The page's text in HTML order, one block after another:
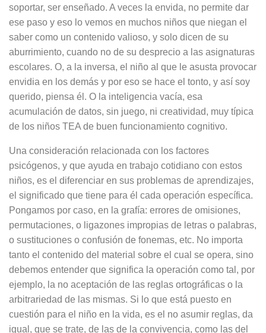
soportar, ser enseñado. A veces la envida, no permite dar
ese paso y eso lo vemos en muchos niños que niegan el
saber como un contenido valioso, y solo dicen de su
aburrimiento, cuando no de su desprecio a las asignaturas
escolares. O, a la inversa, el niño al que le asusta provocar
envidia en los demás y por eso se hace el tonto, y así soy
querido, piensa él. O la inteligencia vacía, esa
acumulación de datos, sin juego, ni creatividad, muy típica
de los niños TEA de buen funcionamiento cognitivo.
Una consideración relacionada con los factores
psicógenos, y que ayuda en trabajo cotidiano con estos
niños, es el diferenciar en sus problemas de aprendizajes,
el significado que tiene para él cada operación específica.
Pongamos por caso, en la grafía: errores de omisiones,
permutaciones, o ligazones impropias de letras o palabras,
o sustituciones o confusión de fonemas, etc. No importa
tanto el contenido del material sobre el cual se opera, sino
debemos entender que significa la operación como tal, por
ejemplo, la no aceptación de las reglas ortográficas o la
arbitrariedad de las mismas. Si lo que está puesto en
cuestión para el niño en la vida, es el no asumir reglas, da
igual, que se trate, de las de la convivencia, como las del